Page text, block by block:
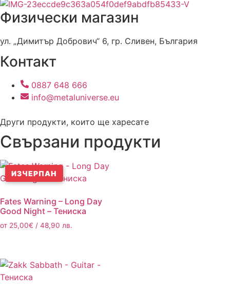
Физически магазин
ул. „Димитър Добрович“ 6, гр. Сливен, България
Контакт
0887 648 666
info@metaluniverse.eu
Други продукти, които ще харесате
Свързани продукти
ИЗЧЕРПАН
Fates Warning – Long Day
Good Night – Тениска
от 25,00€ / 48,90 лв.